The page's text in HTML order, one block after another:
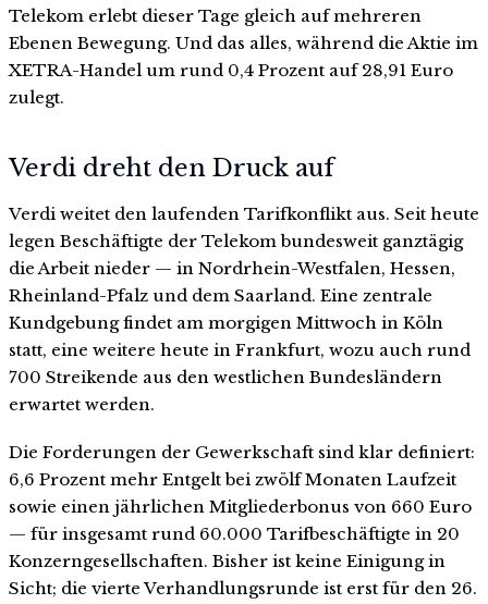
Telekom erlebt dieser Tage gleich auf mehreren
Ebenen Bewegung. Und das alles, während die Aktie im
XETRA-Handel um rund 0,4 Prozent auf 28,91 Euro
zulegt.
Verdi dreht den Druck auf
Verdi weitet den laufenden Tarifkonflikt aus. Seit heute
legen Beschäftigte der Telekom bundesweit ganztägig
die Arbeit nieder — in Nordrhein-Westfalen, Hessen,
Rheinland-Pfalz und dem Saarland. Eine zentrale
Kundgebung findet am morgigen Mittwoch in Köln
statt, eine weitere heute in Frankfurt, wozu auch rund
700 Streikende aus den westlichen Bundesländern
erwartet werden.
Die Forderungen der Gewerkschaft sind klar definiert:
6,6 Prozent mehr Entgelt bei zwölf Monaten Laufzeit
sowie einen jährlichen Mitgliederbonus von 660 Euro
— für insgesamt rund 60.000 Tarifbeschäftigte in 20
Konzerngesellschaften. Bisher ist keine Einigung in
Sicht; die vierte Verhandlungsrunde ist erst für den 26.